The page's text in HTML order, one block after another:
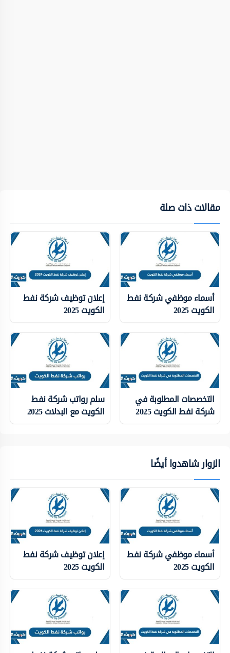
مقالات ذات صلة
أسماء موظفي شركة نفط
الكويت 2025
إعلان توظيف شركة نفط
الكويت 2025
التخصصات المطلوبة في
شركة نفط الكويت 2025
سلم رواتب شركة نفط
الكويت مع البدلات 2025
الزوار شاهدوا أيضًا
أسماء موظفي شركة نفط
الكويت 2025
إعلان توظيف شركة نفط
الكويت 2025